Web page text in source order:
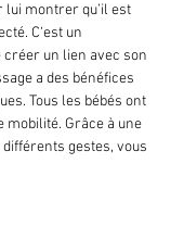
lui montrer qu’il est
C‘est un
un lien avec son
a des bénéfices
Tous les bébés ont
mobilité. Grâce à une
gestes, vous